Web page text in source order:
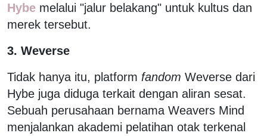
Hybe melalui "jalur belakang" untuk kultus dan
merek tersebut.
3. Weverse
Tidak hanya itu, platform fandom Weverse dari
Hybe juga diduga terkait dengan aliran sesat.
Sebuah perusahaan bernama Weavers Mind
menjalankan akademi pelatihan otak terkenal